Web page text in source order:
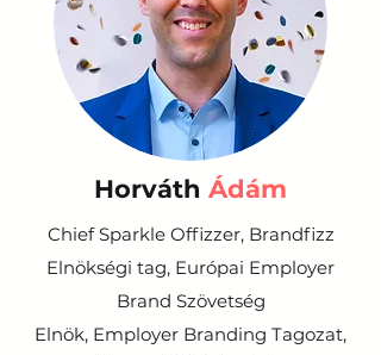
Horváth Ádám
Chief Sparkle Offizzer, Brandfizz
Elnökségi tag, Európai Employer
Brand Szövetség
Elnök, Employer Branding Tagozat,